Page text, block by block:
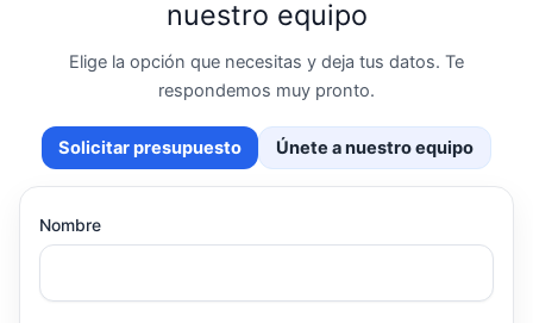
nuestro equipo
Elige la opción que necesitas y deja tus datos. Te
respondemos muy pronto.
Solicitar presupuesto Únete a nuestro equipo
Nombre